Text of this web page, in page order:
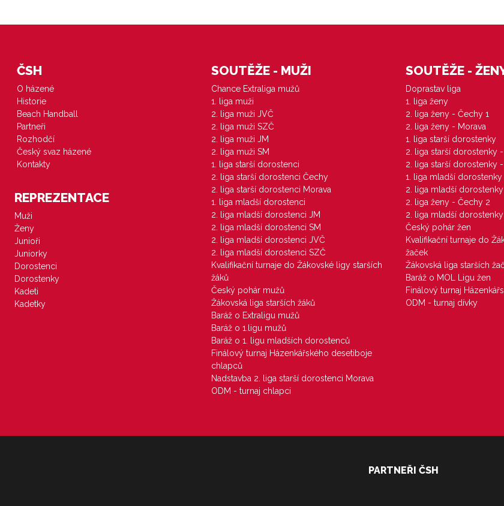
ČSH
O házené
Historie
Beach Handball
Partneři
Rozhodčí
Český svaz házené
Kontakty
REPREZENTACE
Muži
Ženy
Junioři
Juniorky
Dorostenci
Dorostenky
Kadeti
Kadetky
SOUTĚŽE - MUŽI
Chance Extraliga mužů
1. liga muži
2. liga muži JVČ
2. liga muži SZČ
2. liga muži JM
2. liga muži SM
1. liga starší dorostenci
2. liga starší dorostenci Čechy
2. liga starší dorostenci Morava
1. liga mladší dorostenci
2. liga mladší dorostenci JM
2. liga mladší dorostenci SM
2. liga mladší dorostenci JVČ
2. liga mladší dorostenci SZČ
Kvalifikační turnaje do Žákovské ligy starších
žáků
Český pohár mužů
Žákovská liga starších žáků
Baráž o Extraligu mužů
Baráž o 1.ligu mužů
Baráž o 1. ligu mladších dorostenců
Finálový turnaj Házenkářského desetiboje
chlapců
Nadstavba 2. liga starší dorostenci Morava
ODM - turnaj chlapci
SOUTĚŽE -
Doprastav liga
1. liga ženy
2. liga ženy - Čechy 1
2. liga ženy - Morava
1. liga starší dorostenky
2. liga starší dorostenky
2. liga starší dorostenky
1. liga mladší dorostenky
2. liga mladší
2. liga ženy - Čechy 2
2. liga mladší
Český pohár žen
Kvalifikační turnaje do
žaček
Žákovská liga starších
Baráž o MOL Ligu žen
Finálový turnaj
ODM - turnaj dívky
PARTNEŘI ČSH